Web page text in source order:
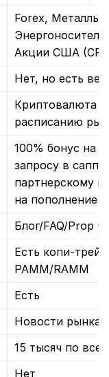
Forex,
Акции США
Нет, но есть
Криптовалюта
расписанию
100% бонус на
запросу в
партнерскому
на пополнение
Блог/FAQ/Prop
Есть копи-
PAMM/RAMM
Есть
Новости рынка
15 тысяч по
Нет